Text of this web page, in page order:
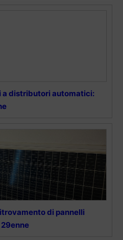
a distributori automatici:
di pannelli